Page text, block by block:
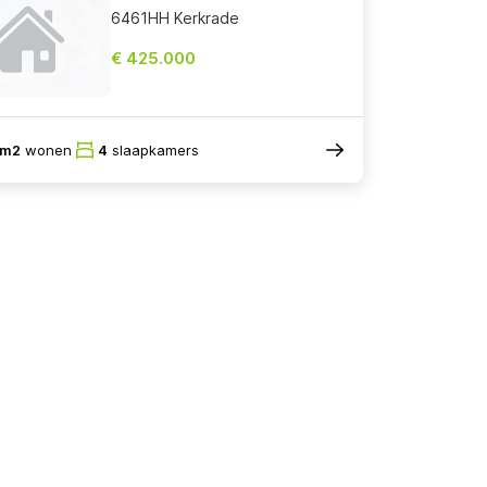
6461HH Kerkrade
€ 425.000
wonen 4 slaapkamers